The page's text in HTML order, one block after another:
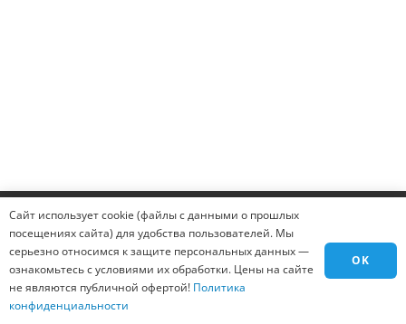
Сайт использует cookie (файлы с данными о прошлых
посещениях сайта) для удобства пользователей. Мы
серьезно относимся к защите персональных данных —
ознакомьтесь с условиями их обработки. Цены на сайте
не являются публичной офертой! Политика
конфиденциальности
OK